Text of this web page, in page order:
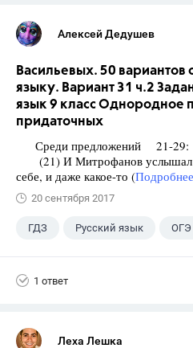
Алексей Дедушев
Васильевых. 50 вариантов
языку. Вариант 31 ч.2
язык 9 класс Однородное
придаточных
Среди предложений 21-29:
(21) И Митрофанов услышал
себе, и даже какое-то (
20 сентября 2017
ГДЗ Русский язык ОГЭ
1 ответ
Леха Лешка